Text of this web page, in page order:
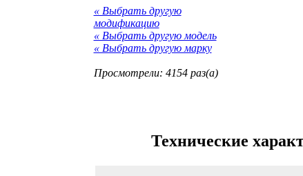
« Выбрать другую
модификацию
« Выбрать другую модель
« Выбрать другую марку
Просмотрели: 4154 раз(а)
Технические